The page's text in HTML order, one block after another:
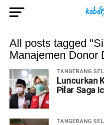
All posts tagged
Manajemen Donor
TANGERANG
Luncurkan
Pilar Saga
TANGERANG